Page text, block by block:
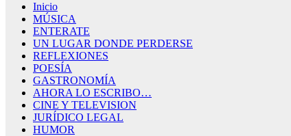
Inicio
MÚSICA
ENTERATE
UN LUGAR DONDE PERDERSE
REFLEXIONES
POESÍA
GASTRONOMÍA
AHORA LO ESCRIBO…
CINE Y TELEVISION
JURÍDICO LEGAL
HUMOR